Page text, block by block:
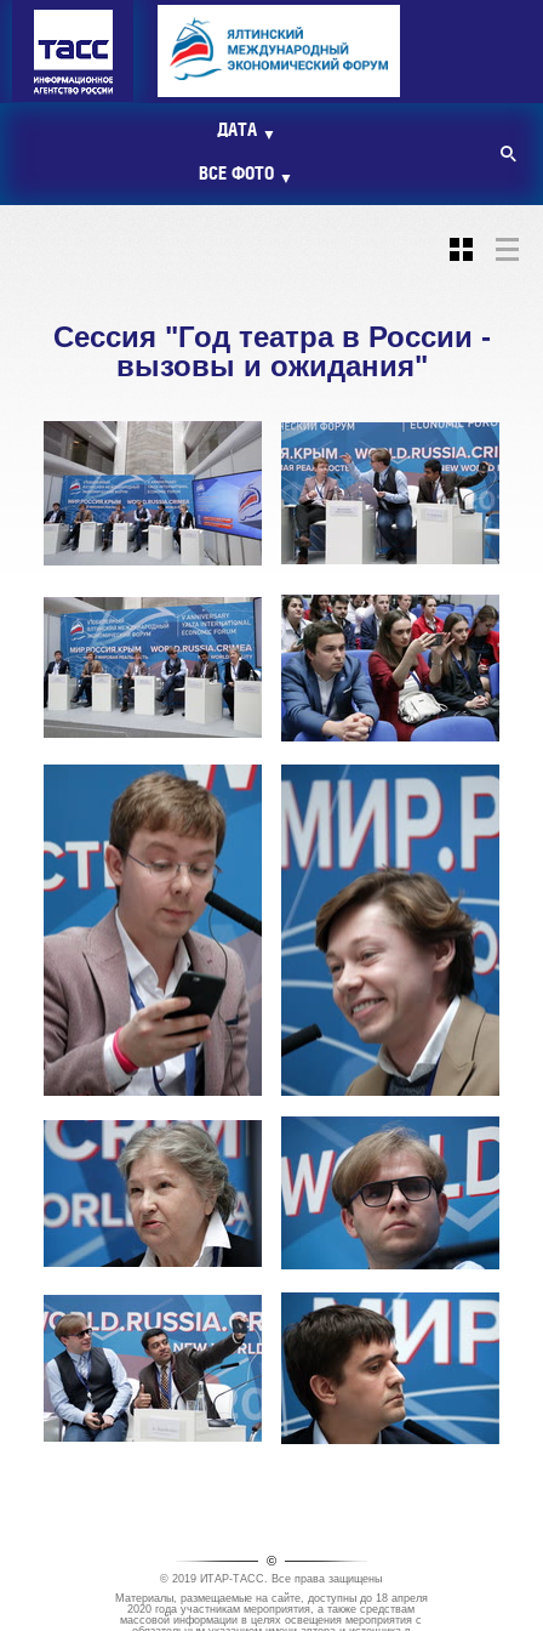
ДАТА ▼
ВСЕ ФОТО ▼
Сессия "Год театра в России -
вызовы и ожидания"
©
© 2019 ИТАР-ТАСС. Все права защищены
Материалы, размещаемые на сайте, доступны до 18 апреля
2020 года участникам мероприятия, а также средствам
массовой информации в целях освещения мероприятия​ с